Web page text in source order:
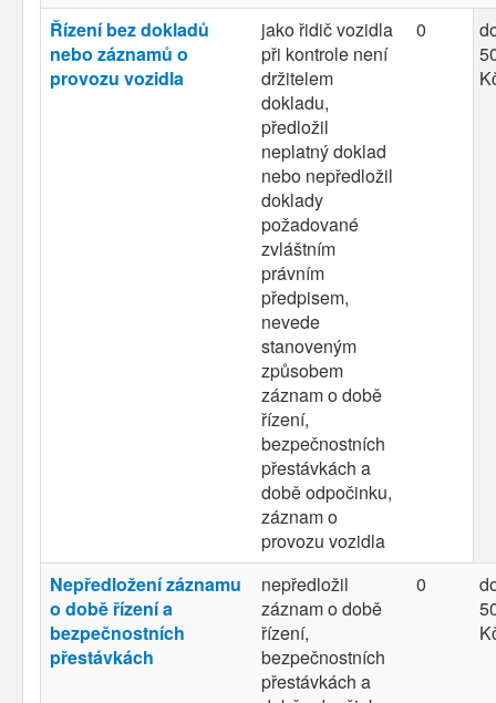
Řízení bez dokladů
nebo záznamů o
provozu vozidla
jako řidič vozidla
při kontrole není
držitelem
dokladu,
předložil
neplatný doklad
nebo nepředložil
doklady
požadované
zvláštním
právním
předpisem,
nevede
stanoveným
způsobem
záznam o době
řízení,
bezpečnostních
přestávkách a
době odpočinku,
záznam o
provozu vozidla
0
Nepředložení záznamu
o době řízení a
bezpečnostních
přestávkách
nepředložil
záznam o době
řízení,
bezpečnostních
přestávkách a
0